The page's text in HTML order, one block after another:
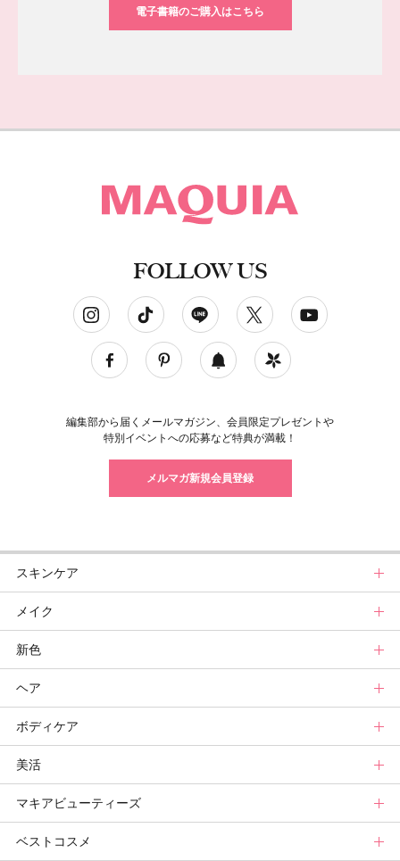
電子書籍のご購入はこちら
FOLLOW US
編集部から届くメールマガジン、会員限定プレゼントや
特別イベントへの応募など特典が満載！
メルマガ新規会員登録
スキンケア
スキンケアトップ
ニュース
スキンケアまとめ
スキンケア診断
メイク
メイクトップ
ニュース
メイクまとめ
ベースメイクカタログ
メイク診断
新色
新色トップ
クリスマスコフレ
秋新色
新色コスメスウォッチ
ビューティ速報
ヘア
ヘアトップ
ニュース
ヘアカタログ
ヘアまとめ
ボディケア
ボディケアトップ
ニュース
ボディケアまとめ
美活
美活トップ
美活グランプリ
マキアビューティーズ
マキアビューティーズトップ
ベストコスメ